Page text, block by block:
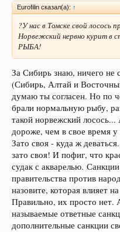
Eurofilin сказал(а): ↑
?У нас в Томске свой лосось
Норвежский нервно курит в
РЫБА!
За Сибирь знаю, ничего не
(Сибирь, Алтай и
думаю ты согласен. Но по
брали нормальную рыбу,
такой норвежский
дороже, чем в свое время у
Зато своя - куда ж
зато своя! И пофиг, что
судак с акварелью.
правительства против
назовите, которая влияет
Правильно, их просто нет.
называемые ответные
дополнительные санкции